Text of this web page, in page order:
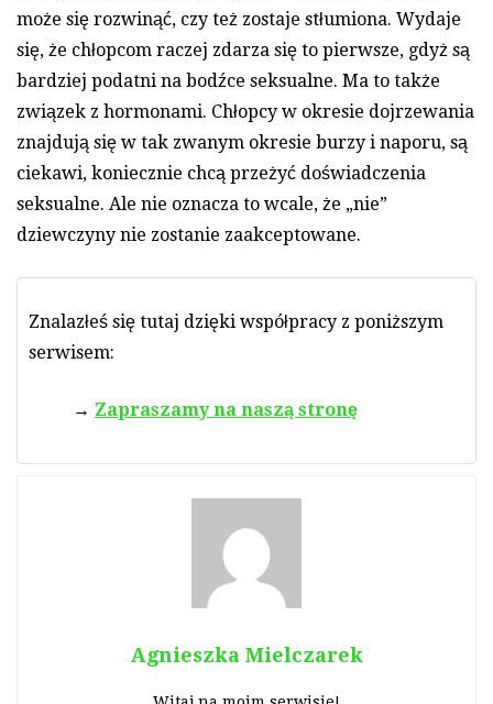
może się rozwinąć, czy też zostaje stłumiona. Wydaje
się, że chłopcom raczej zdarza się to pierwsze, gdyż są
bardziej podatni na bodźce seksualne. Ma to także
związek z hormonami. Chłopcy w okresie dojrzewania
znajdują się w tak zwanym okresie burzy i naporu, są
ciekawi, koniecznie chcą przeżyć doświadczenia
seksualne. Ale nie oznacza to wcale, że „nie”
dziewczyny nie zostanie zaakceptowane.
Znalazłeś się tutaj dzięki współpracy z poniższym
serwisem:
Zapraszamy na naszą stronę
Agnieszka Mielczarek